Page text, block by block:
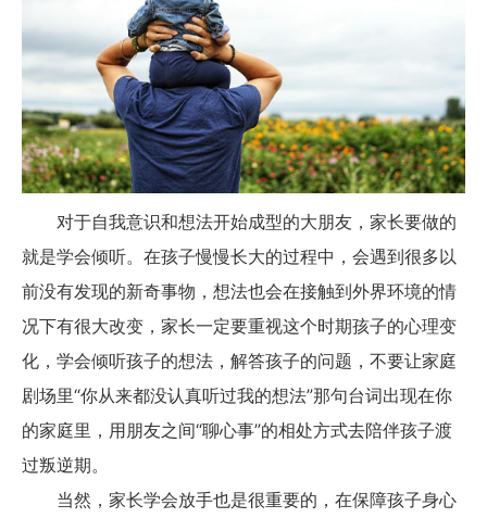
对于自我意识和想法开始成型的大朋友，家长要做的
就是学会倾听。在孩子慢慢长大的过程中，会遇到很多以
前没有发现的新奇事物，想法也会在接触到外界环境的情
况下有很大改变，家长一定要重视这个时期孩子的心理变
化，学会倾听孩子的想法，解答孩子的问题，不要让家庭
剧场里“你从来都没认真听过我的想法”那句台词出现在你
的家庭里，用朋友之间“聊心事”的相处方式去陪伴孩子渡
过叛逆期。
当然，家长学会放手也是很重要的，在保障孩子身心